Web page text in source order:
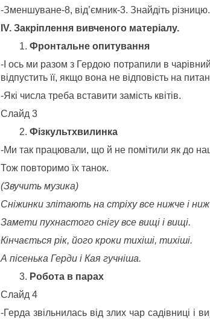
-Зменшуване-8, від’ємник-3. Знайдіть різницю.
ІV. Закріплення вивченого матеріалу.
Фронтальне опитування
-І ось ми разом з Гердою потрапили в
відпустить її, якщо вона не відповість на
-Які числа треба вставити замість квітів.
Слайд 3
Фізкультхвилинка
-Ми так працювали, що й не помітили як до
Тож повторимо їх танок.
(Звучить музика)
Сніжинки злітають на стріху все нижче і
Замети пухнастого снігу все вищі і вищі.
Кінчається рік, його кроки тихіші, тихіші.
А пісенька Герди і Кая гучніша.
Робота в парах
Слайд 4
-Герда звільнилась від злих чар садівниці і